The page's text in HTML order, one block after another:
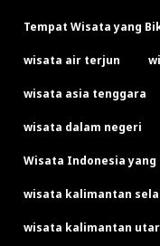
Tempat Wisata yang
wisata air terjun
wisata asia tenggara
wisata dalam negeri
Wisata Indonesia yang
wisata kalimantan
wisata kalimantan